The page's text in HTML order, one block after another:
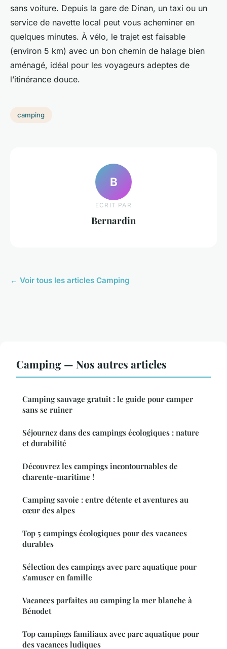
sans voiture. Depuis la gare de Dinan, un taxi ou un
service de navette local peut vous acheminer en
quelques minutes. À vélo, le trajet est faisable
(environ 5 km) avec un bon chemin de halage bien
aménagé, idéal pour les voyageurs adeptes de
l’itinérance douce.
camping
B
ECRIT PAR
Bernardin
← Voir tous les articles Camping
Camping — Nos autres articles
Camping sauvage gratuit : le guide pour camper
sans se ruiner
Séjournez dans des campings écologiques : nature
et durabilité
Découvrez les campings incontournables de
charente-maritime !
Camping savoie : entre détente et aventures au
cœur des alpes
Top 5 campings écologiques pour des vacances
durables
Sélection des campings avec parc aquatique pour
s'amuser en famille
Vacances parfaites au camping la mer blanche à
Bénodet
Top campings familiaux avec parc aquatique pour
des vacances ludiques